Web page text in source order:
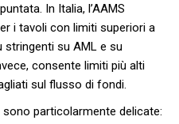
In Italia, l’AAMS
i tavoli con limiti superiori a
stringenti su AML e su
consente limiti più alti
sul flusso di fondi.
particolarmente delicate: